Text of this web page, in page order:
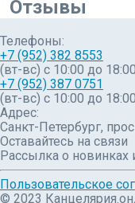
Отзывы
Телефоны:
+7 (952) 382 8553
(вт-вс) c 10:00 до
+7 (952) 387 0751
(вт-вс) с 10:00 до
Адрес:
Санкт-Петербург,
Оставайтесь на связи
Рассылка о новинках
Пользовательское
© 2023